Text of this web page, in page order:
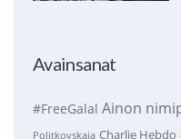
Avainsanat
#FreeGalal Ainon
Politkovskaja Charlie Hebdo